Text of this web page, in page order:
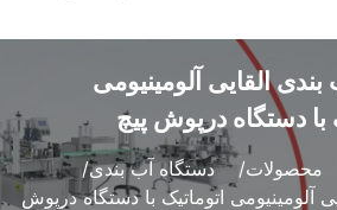
القایی آلومینیومی
با دستگاه درپوش پیچ
محصولات
دستگاه آب بندی
آلومینیومی اتوماتیک با دستگاه درپوش